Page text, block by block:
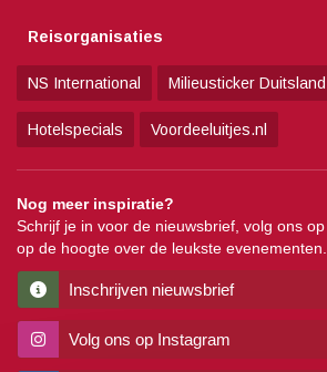
Reisorganisaties
NS International Milieusticker Duitsland
Hotelspecials Voordeeluitjes.nl
Nog meer inspiratie?
Schrijf je in voor de nieuwsbrief, volg ons
op de hoogte over de leukste evenementen.
Inschrijven nieuwsbrief
Volg ons op Instagram